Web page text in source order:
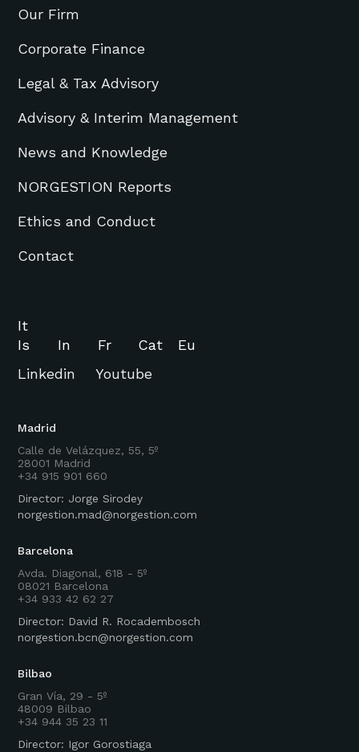
Our Firm
Corporate Finance
Legal & Tax Advisory
Advisory & Interim Management
News and Knowledge
NORGESTION Reports
Ethics and Conduct
Contact
Madrid
Calle de Velázquez, 55, 5º
28001 Madrid
+34 915 901 660
Director: Jorge Sirodey
norgestion.mad@norgestion.com
Barcelona
Avda. Diagonal, 618 - 5º
08021 Barcelona
+34 933 42 62 27
Director: David R. Rocadembosch
norgestion.bcn@norgestion.com
Bilbao
Gran Vía, 29 - 5º
48009 Bilbao
+34 944 35 23 11
Director: Igor Gorostiaga
It
Is
In Fr Cat
Eu
Linkedin
Youtube